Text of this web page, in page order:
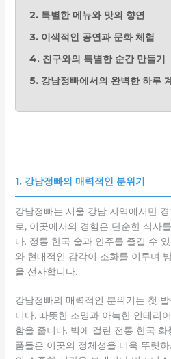
2. 특별한 메뉴와 맛의 향연
3. 이색적인 공연과 문화 체험
4. 친구와의 특별한 순간 만들기
5. 강남정빠에서의 완벽한 하루
1. 강남정빠의 매력적인 분위기
강남정빠는 서울 강남 지역에서만
로, 이곳에서의 경험은 단순한 식사
다. 정통 한국 술과 안주를 즐길 수
와 현대적인 감각이 조화를 이루며
을 선사합니다.
강남정빠의 매력적인 분위기는 첫
니다. 따뜻한 조명과 아늑한 인테리
함을 줍니다. 벽에 걸린 전통 한국
품들은 이곳의 정체성을 더욱 뚜렷